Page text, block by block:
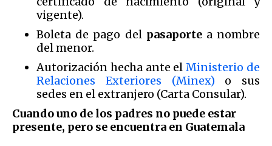
vigente).
Boleta de pago del pasaportea nombre
del menor.
Autorización hecha ante elMinisterio de
Relaciones Exteriores (Minex) o sus
sedes en el extranjero (Carta Consular).
Cuando uno de los padres no puede estar
presente, pero se encuentra en Guatemala